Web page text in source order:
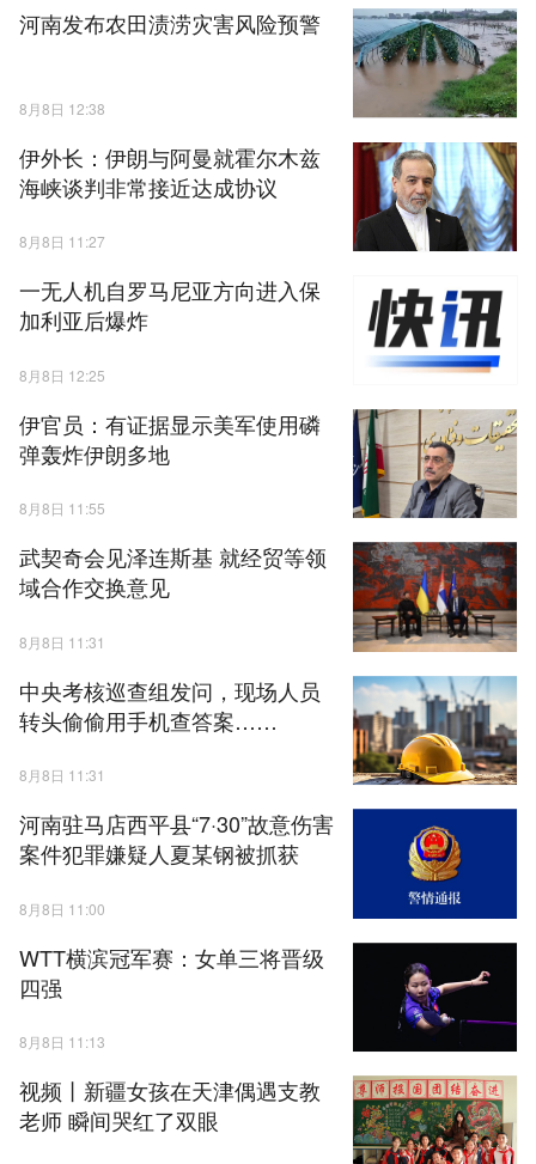
河南发布农田渍涝灾害风险预警
8月8日 12:38
伊外长：伊朗与阿曼就霍尔木兹
海峡谈判非常接近达成协议
8月8日 11:27
一无人机自罗马尼亚方向进入保
加利亚后爆炸
8月8日 12:25
伊官员：有证据显示美军使用磷
弹轰炸伊朗多地
8月8日 11:55
武契奇会见泽连斯基 就经贸等领
域合作交换意见
8月8日 11:31
中央考核巡查组发问，现场人员
转头偷偷用手机查答案……
8月8日 11:31
河南驻马店西平县“7·30”故意伤害
案件犯罪嫌疑人夏某钢被抓获
8月8日 11:00
WTT横滨冠军赛：女单三将晋级
四强
8月8日 11:13
视频丨新疆女孩在天津偶遇支教
老师 瞬间哭红了双眼